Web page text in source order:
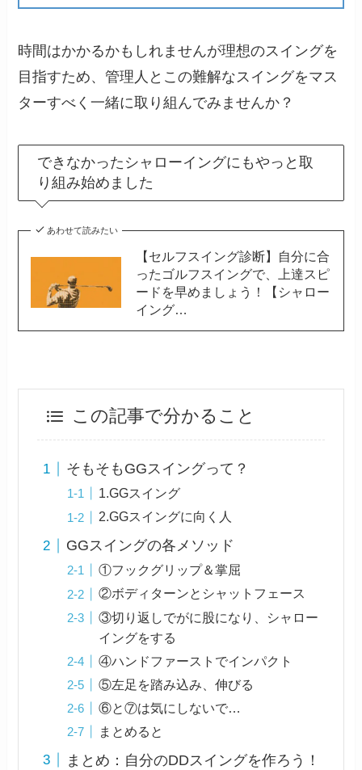
時間はかかるかもしれませんが理想のスイングを
目指すため、管理人とこの難解なスイングをマス
ターすべく一緒に取り組んでみませんか？
できなかったシャローイングにもやっと取
り組み始めました
あわせて読みたい
【セルフスイング診断】自分に合
ったゴルフスイングで、上達スピ
ードを早めましょう！【シャロー
イング…
この記事で分かること
そもそもGGスイングって？
1.GGスイング
2.GGスイングに向く人
GGスイングの各メソッド
①フックグリップ＆掌屈
②ボディターンとシャットフェース
③切り返しでがに股になり、シャロー
イングをする
④ハンドファーストでインパクト
⑤左足を踏み込み、伸びる
⑥と⑦は気にしないで…
まとめると
まとめ：自分のDDスイングを作ろう！